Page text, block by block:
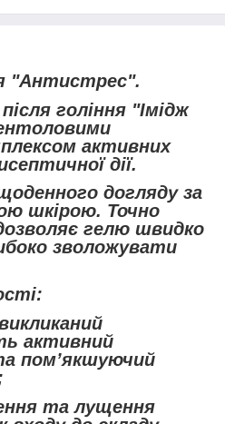
"Антистрес".
гоління "Імідж
активних
дії.
догляду за
шкірою. Точно
гелю швидко
зволожувати
активний
пом’якшуючий
та лущення